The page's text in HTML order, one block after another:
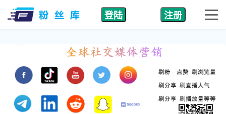
登陆 注册